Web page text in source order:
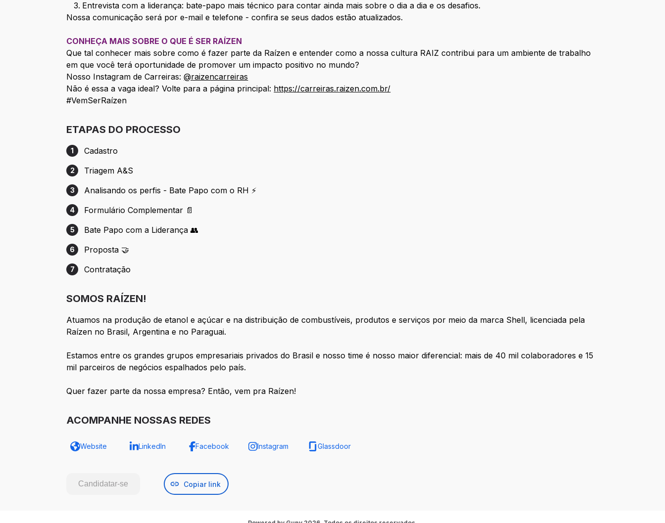
Entrevista com a liderança: bate-papo mais técnico para contar ainda mais sobre o dia a dia e os desafios.
Nossa comunicação será por e-mail e telefone - confira se seus dados estão atualizados.
CONHEÇA MAIS SOBRE O QUE É SER RAÍZEN
Que tal conhecer mais sobre como é fazer parte da Raízen e entender como a nossa cultura RAIZ contribui para um ambiente de trabalho
em que você terá oportunidade de promover um impacto positivo no mundo?
Nosso Instagram de Carreiras:@raizencarreiras
Não é essa a vaga ideal? Volte para a página principal: https://carreiras.raizen.com.br/
#VemSerRaízen
ETAPAS DO PROCESSO
Etapa 1: Cadastro
1 Cadastro
Etapa 2: Triagem A&S
2 Triagem A&S
Etapa 3: Analisando os perfis - Bate Papo com o RH ⚡
3 Analisando os perfis - Bate Papo com o RH ⚡
Etapa 4: Formulário Complementar 📄
4 Formulário Complementar 📄
Etapa 5: Bate Papo com a Liderança 👥
5 Bate Papo com a Liderança 👥
Etapa 6: Proposta 🤝
6 Proposta 🤝
Etapa 7: Contratação
7 Contratação
SOMOS RAÍZEN!
Atuamos na produção de etanol e açúcar e na distribuição de combustíveis, produtos e serviços por meio da marca Shell, licenciada pela
Raízen no Brasil, Argentina e no Paraguai.
Estamos entre os grandes grupos empresariais privados do Brasil e nosso time é nosso maior diferencial: mais de 40 mil colaboradores e 15
mil parceiros de negócios espalhados pelo país.
Quer fazer parte da nossa empresa? Então, vem pra Raízen!
ACOMPANHE NOSSAS REDES
Website LinkedIn Facebook Instagram Glassdoor
Candidatar-se Copiar link